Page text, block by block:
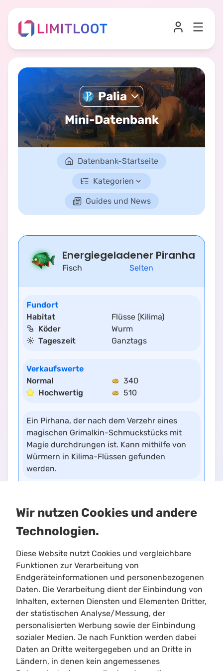
Palia
Mini-Datenbank
Datenbank-Startseite
Kategorien
Guides und News
Energiegeladener Piranha
Fisch Selten
Fundort
Habitat
Flüsse (Kilima)
Köder
Wurm
Tageszeit
Ganztags
Verkaufswerte
Normal
340
Hochwertig
510
Ein Pirhana, der nach dem Verzehr eines
magischen Grimalkin-Schmuckstücks mit
Magie durchdrungen ist. Kann mithilfe von
Würmern in Kilima-Flüssen gefunden
werden.
Limitloot
Roadmap
Kontakt
Kooperationen
Shortcuts
Wir nutzen Cookies und andere
Technologien.
Diese Website nutzt Cookies und vergleichbare
Funktionen zur Verarbeitung von
Endgeräteinformationen und personenbezogenen
Daten. Die Verarbeitung dient der Einbindung von
Inhalten, externen Diensten und Elementen Dritter,
der statistischen Analyse/Messung, der
personalisierten Werbung sowie der Einbindung
sozialer Medien. Je nach Funktion werden dabei
Daten an Dritte weitergegeben und an Dritte in
Ländern, in denen kein angemessenes